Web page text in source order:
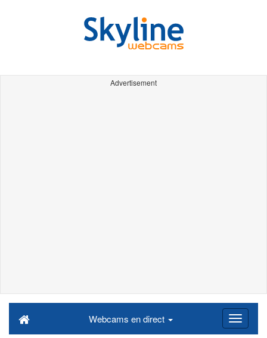
Advertisement
Webcams en direct